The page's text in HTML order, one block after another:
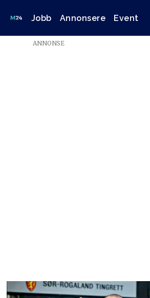
Jobb Annonsere Event
Emne:
ANNONSE